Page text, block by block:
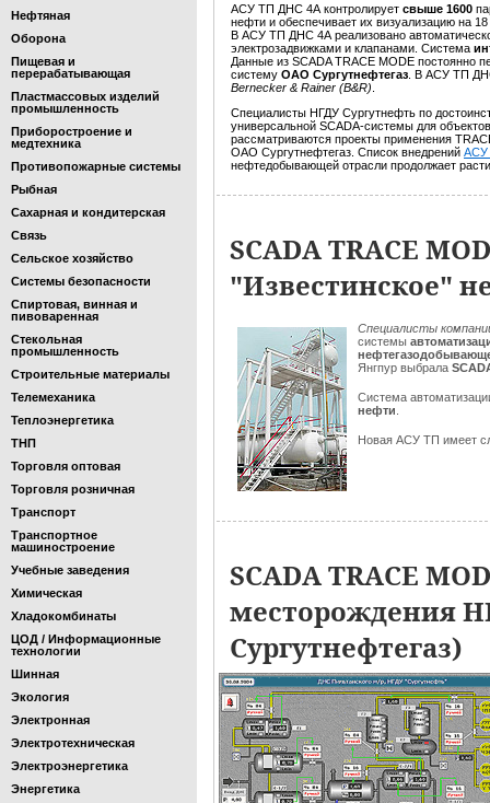
Нефтяная
Оборона
Пищевая и
перерабатывающая
Пластмассовых изделий
промышленность
Приборостроение и
медтехника
Противопожарные системы
Рыбная
Сахарная и кондитерская
Связь
Сельское хозяйство
Системы безопасности
Спиртовая, винная и
пивоваренная
Стекольная
промышленность
Строительные материалы
Телемеханика
Теплоэнергетика
ТНП
Торговля оптовая
Торговля розничная
Транспорт
Транспортное
машиностроение
Учебные заведения
Химическая
Хладокомбинаты
ЦОД / Информационные
технологии
Шинная
Экология
Электронная
Электротехническая
Электроэнергетика
Энергетика
АСУ ТП ДНС 4А контролирует свыше 1600
нефти и обеспечивает их визуализацию на
В АСУ ТП ДНС 4А реализовано
электрозадвижками и клапанами. Система
Данные из SCADA TRACE MODE постоянно
систему ОАО Сургутнефтегаз . В АСУ ТП
Bernecker & Rainer (B&R)
Специалисты НГДУ Сургутнефть по
универсальной SCADA-системы для
рассматриваются проекты применения
ОАО Сургутнефтегаз. Список внедрений АСУ
нефтедобывающей отрасли продолжает
SCADA TRACE
"Известинское"
Специалисты
системы
Янгпур выбрала
Система
нефти
Новая АСУ ТП имеет
SCADA TRACE
месторождения
Сургутнефтегаз)